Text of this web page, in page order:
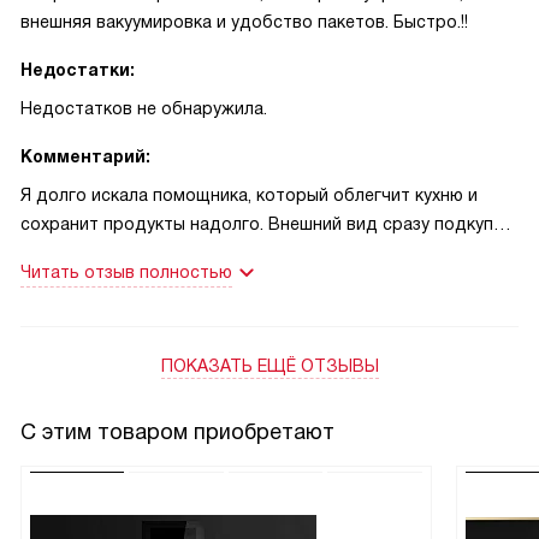
внешняя вакуумировка и удобство пакетов. Быстро.!!
Недостатки:
Недостатков не обнаружила.
Комментарий:
Я долго искала помощника, который облегчит кухню и
сохранит продукты надолго. Внешний вид сразу подкупил:
стильно и ровно. Сенсорное управление интуитивное, не
пакетов, а три режима вакуумации позволяют мягко
вещи. В комплекте оказалось много нужных мелочей: по
Читать отзыв полностью
ПОКАЗАТЬ ЕЩЁ ОТЗЫВЫ
С этим товаром приобретают